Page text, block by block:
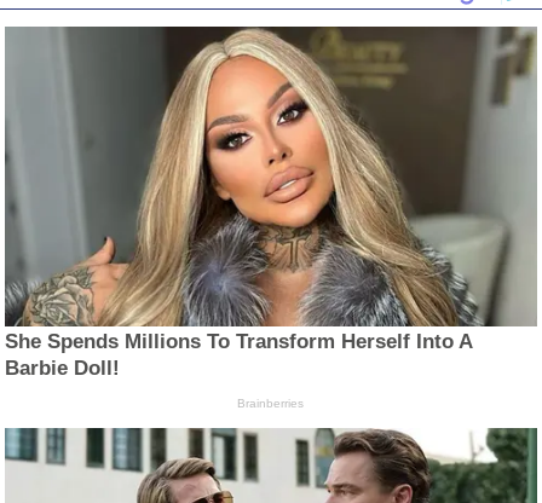
She Spends Millions To Transform Herself Into A
Barbie Doll!
Brainberries